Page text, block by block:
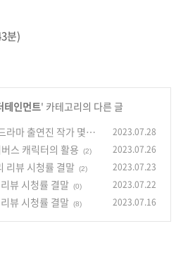
분)
테인먼트' 카테고리의 다른 글
라마 출연진 작가 몇부
2023.07.28
스 캐릭터의 활용 (2) 2023.07.26
리뷰 시청률 결말 (2) 2023.07.23
뷰 시청률 결말 (0) 2023.07.22
뷰 시청률 결말 (8) 2023.07.16